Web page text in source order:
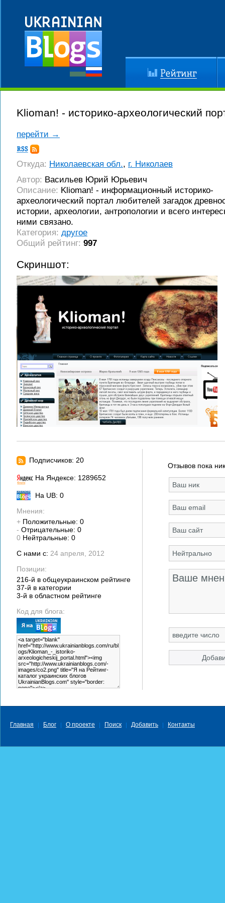
Рейтинг
Klioman! - историко-археологический
перейти →
Подписка
Откуда: Николаевская обл., г. Николаев
Автор: Васильев Юрий Юрьевич
Описание: Klioman! - информационный историко-
археологический портал любителей загадок
истории, археологии, антропологии и всего
ними связано.
Категория: другое
Общий рейтинг: 997
Скриншот:
Подписчиков: 20
На Яндексе: 1289652
На UB: 0
Мнения:
+ Положительные: 0
- Отрицательные: 0
0 Нейтральные: 0
С нами с: 24 апреля, 2012
Позиции:
216-й в общеукраинском рейтинге
37-й в категории
3-й в областном рейтинге
Код для блога:
Отзывов пока
Главная Блог О проекте Поиск Добавить Контакты